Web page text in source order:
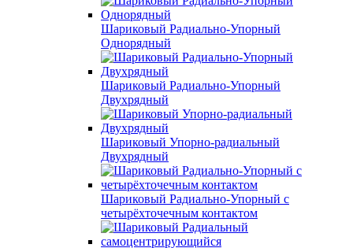
Шариковый Радиально-Упорный
Однорядный
Шариковый Радиально-Упорный
Двухрядный
Шариковый Упорно-радиальный
Двухрядный
Шариковый Радиально-Упорный с
четырёхточечным контактом